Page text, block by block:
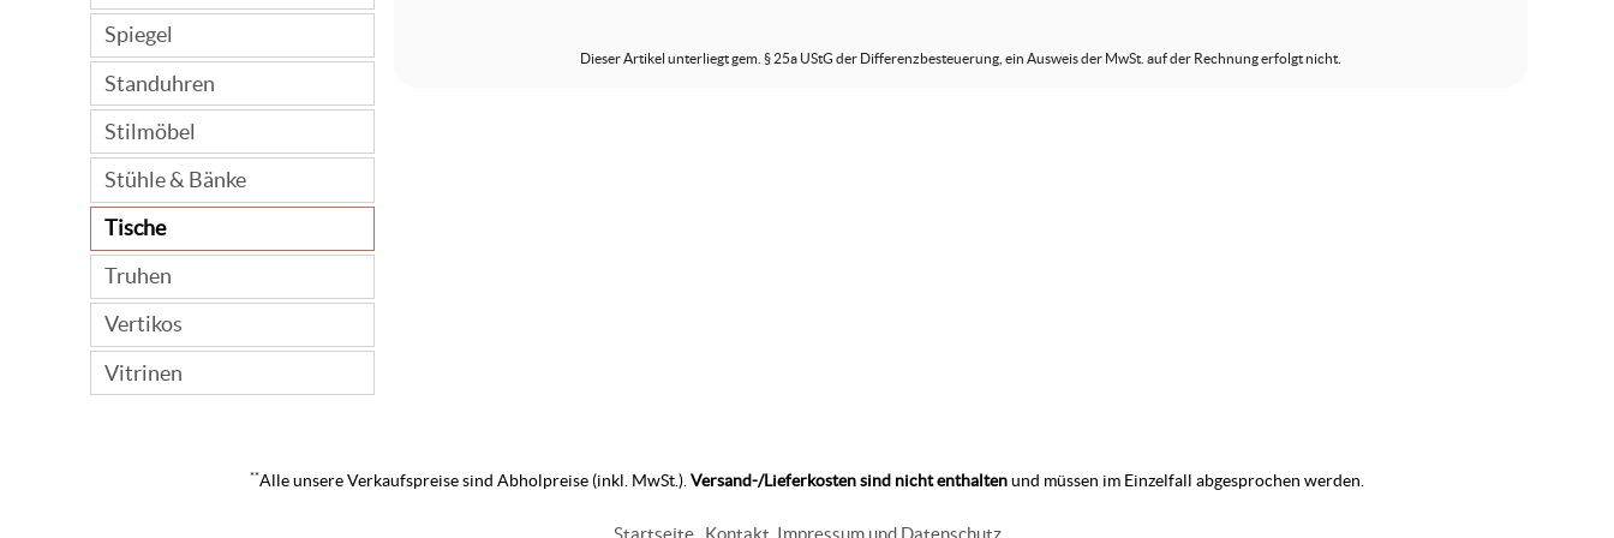
Spiegel
Standuhren
Stilmöbel
Stühle & Bänke
Tische
Truhen
Vertikos
Vitrinen
Dieser Artikel unterliegt gem. § 25a UStG der Differenzbesteuerung, ein Ausweis der MwSt. auf der Rechnung erfolgt nicht.
**Alle unsere Verkaufspreise sind Abholpreise (inkl. MwSt.). Versand-/Lieferkosten sind nicht enthalten und müssen im Einzelfall abgesprochen werden.
Startseite Kontakt Impressum und Datenschutz